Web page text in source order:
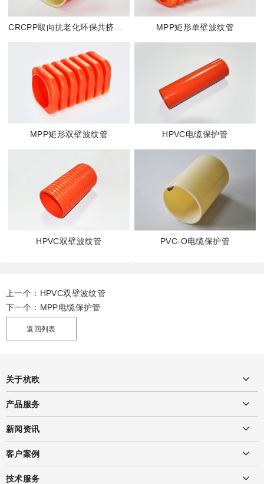
CRCPP取向抗老化环保共挤管(BO共挤管) MPP矩形单壁波纹管
MPP矩形双壁波纹管 HPVC电缆保护管
HPVC双壁波纹管 PVC-O电缆保护管
上一个： HPVC双壁波纹管
下一个： MPP电缆保护管
返回列表
关于杭欧
产品服务
新闻资讯
客户案例
技术服务